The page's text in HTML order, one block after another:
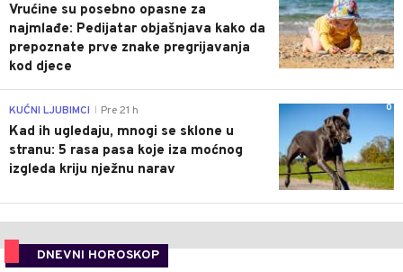
Vrućine su posebno opasne za
najmlađe: Pedijatar objašnjava kako da
prepoznate prve znake pregrijavanja
kod djece
0
KUĆNI LJUBIMCI Pre 21 h
Kad ih ugledaju, mnogi se sklone u
stranu: 5 rasa pasa koje iza moćnog
izgleda kriju nježnu narav
DNEVNI HOROSKOP